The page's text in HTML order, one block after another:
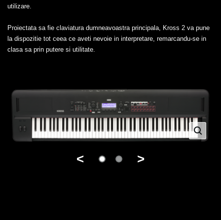
utilizare.
Proiectata sa fie claviatura dumneavoastra principala, Kross 2 va pune
la dispozitie tot ceea ce aveti nevoie in interpretare, remarcandu-se in
clasa sa prin putere si utilitate.
< >